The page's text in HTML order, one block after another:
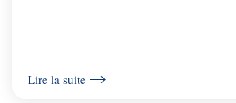
Lire la suite